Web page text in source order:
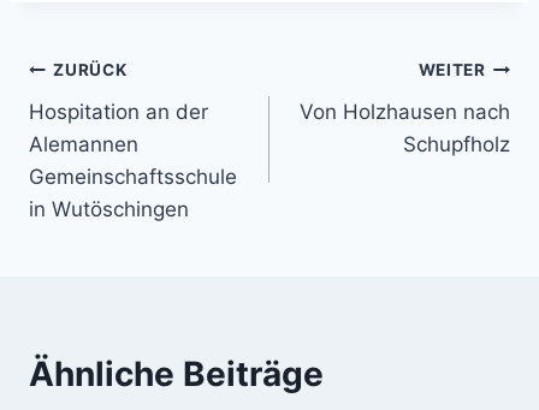
Beitragsnavigation
ZURÜCK
Hospitation an der
Alemannen
Gemeinschaftsschule
in Wutöschingen
WEITER
Von Holzhausen nach
Schupfholz
Ähnliche Beiträge